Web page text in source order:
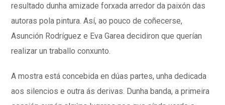
resultado dunha amizade forxada arredor da paixón das
autoras pola pintura. Así, ao pouco de coñecerse,
Asunción Rodríguez e Eva Garea decidiron que querían
realizar un traballo conxunto.
A mostra está concebida en dúas partes, unha dedicada
aos silencios e outra ás derivas. Dunha banda, a primeira